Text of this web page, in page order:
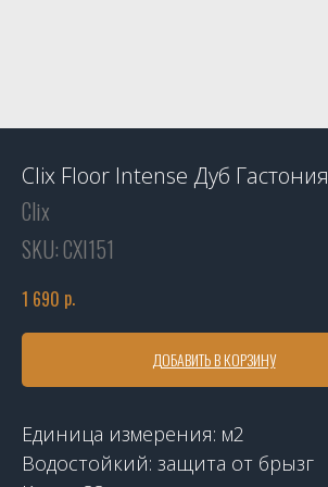
Clix Floor Intense Дуб Гастония
Clix
SKU:CXI151
1 690 р.
ДОБАВИТЬ В КОРЗИНУ
Единица измерения: м2
Водостойкий: защита от брызг